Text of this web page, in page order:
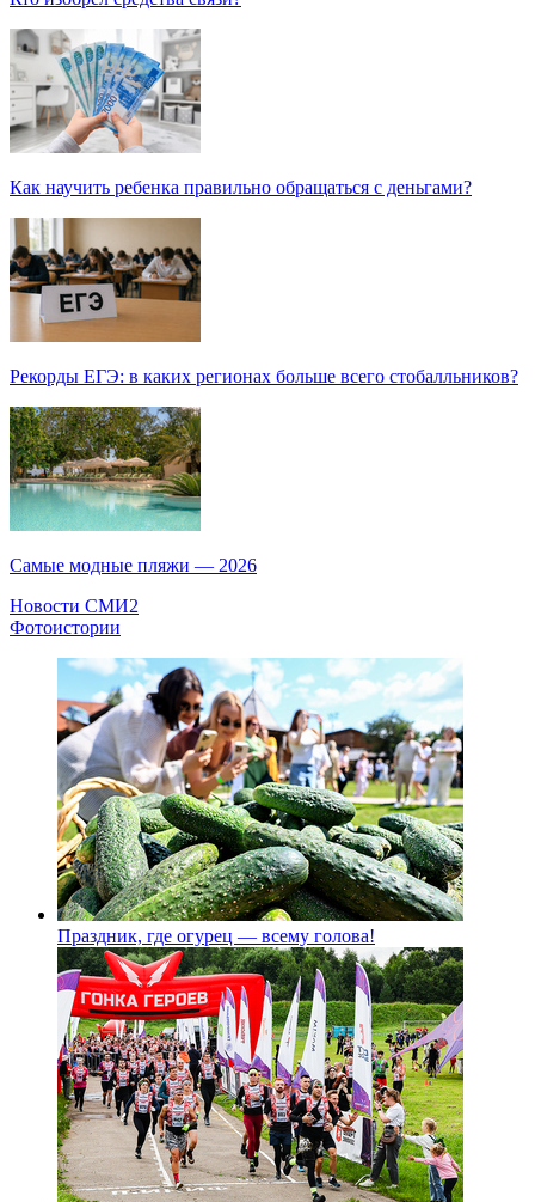
Как научить ребенка правильно обращаться с деньгами?
Рекорды ЕГЭ: в каких регионах больше всего стобалльников?
Самые модные пляжи — 2026
Новости СМИ2
Фотоистории
Праздник, где огурец — всему голова!